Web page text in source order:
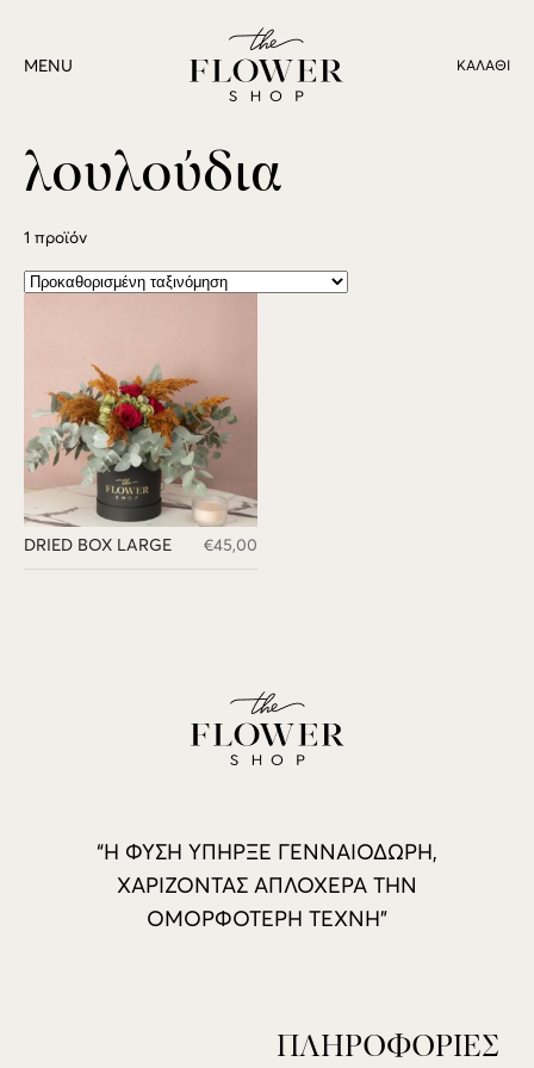
MENU ΚΑΛΆΘΙ
λουλούδια
1 προϊόν
DRIED BOX LARGE €45,00
“Η ΦΥΣΗ ΥΠΗΡΞΕ ΓΕΝΝΑΙΟΔΩΡΗ,
ΧΑΡΙΖΟΝΤΑΣ ΑΠΛΟΧΕΡΑ ΤΗΝ
ΟΜΟΡΦΟΤΕΡΗ ΤΕΧΝΗ”
ΠΛΗΡΟΦΟΡΙΕΣ